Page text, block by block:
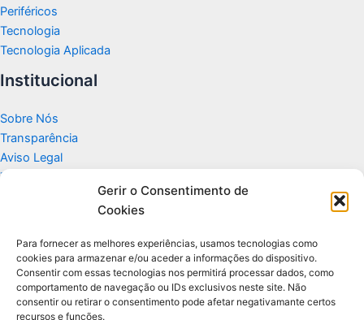
Gerir o Consentimento de
Cookies
Para fornecer as melhores experiências, usamos tecnologias como
cookies para armazenar e/ou aceder a informações do dispositivo.
Consentir com essas tecnologias nos permitirá processar dados, como
comportamento de navegação ou IDs exclusivos neste site. Não
consentir ou retirar o consentimento pode afetar negativamante certos
recursos e funções.
Periféricos
Tecnologia
Tecnologia Aplicada
Institucional
Sobre Nós
Transparência
Aviso Legal
Termos de Uso
Politicas de Privacidade e Cookies
Apoio
Glossário de Tecnologia